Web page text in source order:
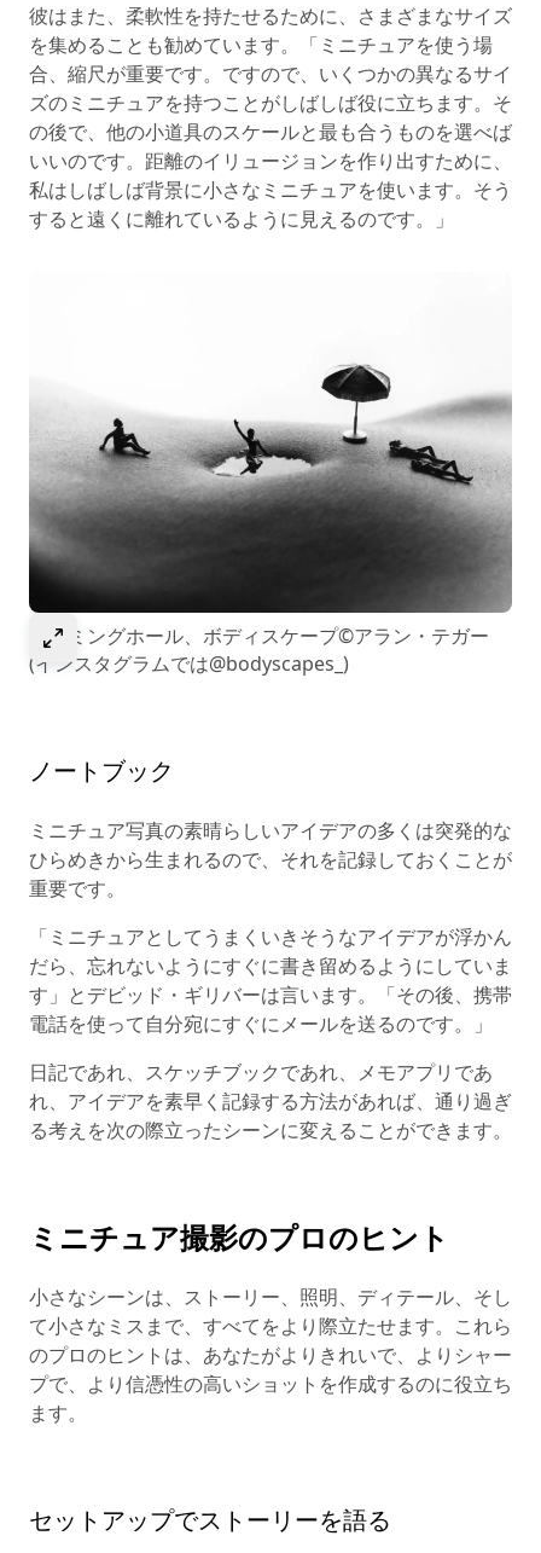
彼はまた、柔軟性を持たせるために、さまざまなサイズ
を集めることも勧めています。「ミニチュアを使う場
合、縮尺が重要です。ですので、いくつかの異なるサイ
ズのミニチュアを持つことがしばしば役に立ちます。そ
の後で、他の小道具のスケールと最も合うものを選べば
いいのです。距離のイリュージョンを作り出すために、
私はしばしば背景に小さなミニチュアを使います。そう
すると遠くに離れているように見えるのです。」
選択して画像を拡大
スイミングホール、ボディスケープ©アラン・テガー
(インスタグラムでは@bodyscapes_)
ノートブック
ミニチュア写真の素晴らしいアイデアの多くは突発的な
ひらめきから生まれるので、それを記録しておくことが
重要です。
「ミニチュアとしてうまくいきそうなアイデアが浮かん
だら、忘れないようにすぐに書き留めるようにしていま
す」とデビッド・ギリバーは言います。「その後、携帯
電話を使って自分宛にすぐにメールを送るのです。」
日記であれ、スケッチブックであれ、メモアプリであ
れ、アイデアを素早く記録する方法があれば、通り過ぎ
る考えを次の際立ったシーンに変えることができます。
ミニチュア撮影のプロのヒント
小さなシーンは、ストーリー、照明、ディテール、そし
て小さなミスまで、すべてをより際立たせます。これら
のプロのヒントは、あなたがよりきれいで、よりシャー
プで、より信憑性の高いショットを作成するのに役立ち
ます。
セットアップでストーリーを語る